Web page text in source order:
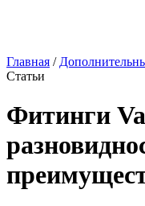
Главная /
Статьи
Фитинги